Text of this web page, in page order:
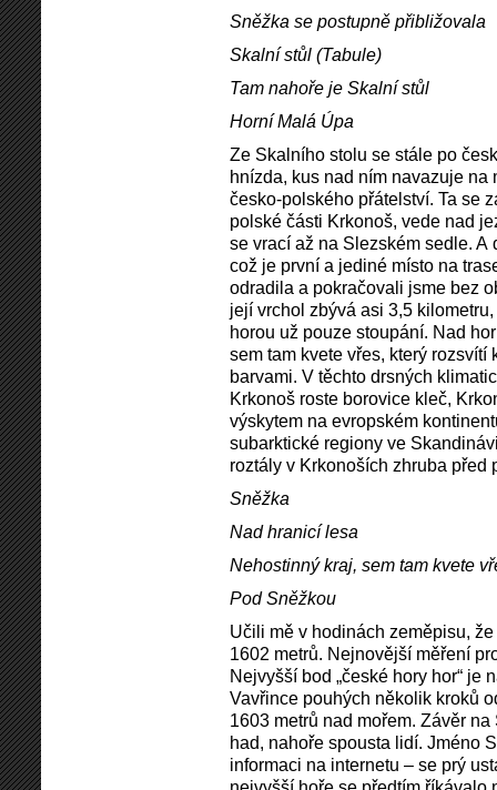
Sněžka se postupně přibližovala
Skalní stůl (Tabule)
Tam nahoře je Skalní stůl
Horní Malá Úpa
Ze Skalního stolu se stále po
hnízda, kus nad ním navazuje
česko-polského přátelství. Ta se
polské části Krkonoš, vede nad
se vrací až na Slezském sedle.
což je první a jediné místo na
odradila a pokračovali jsme bez
její vrchol zbývá asi 3,5
horou už pouze stoupání. Nad
sem tam kvete vřes, který
barvami. V těchto drsných
Krkonoš roste borovice kleč,
výskytem na evropském
subarktické regiony ve
roztály v Krkonoších zhruba před
Sněžka
Nad hranicí lesa
Nehostinný kraj, sem tam kvete
Pod Sněžkou
Učili mě v hodinách zeměpisu,
1602 metrů. Nejnovější měření
Nejvyšší bod „české hory hor“ je
Vavřince pouhých několik kroků
1603 metrů nad mořem. Závěr
had, nahoře spousta lidí. Jméno
informaci na internetu – se prý